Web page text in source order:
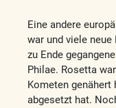
Eine andere
war und viele
zu Ende
Philae. Rosetta
Kometen genähert
abgesetzt hat.